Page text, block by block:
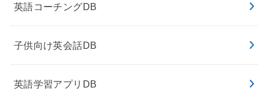
英語コーチングDB
子供向け英会話DB
英語学習アプリDB